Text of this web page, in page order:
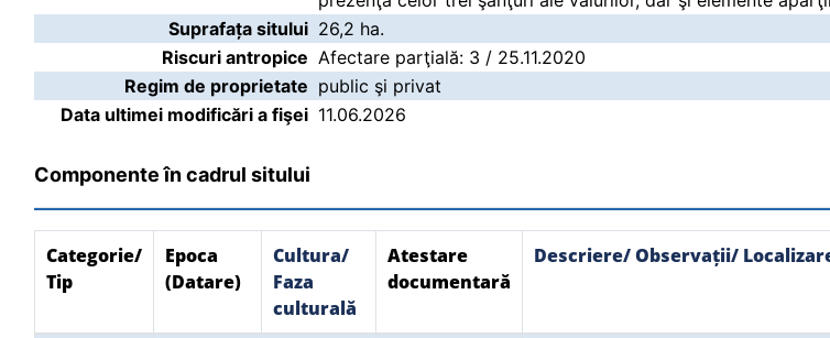
Suprafața sitului 26,2 ha.
Riscuri antropice Afectare parţială: 3 / 25.11.2020
Regim de proprietate public şi privat
Data ultimei modificări a fişei 11.06.2026
Componente în cadrul sitului
Categorie/
Tip
Epoca
(Datare)
Cultura/
Faza
culturală
Atestare
documentară
Descriere/ Observații/